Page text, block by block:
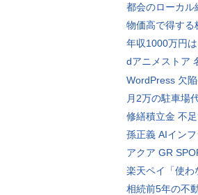
都会のローカル
物価高で得する
年収1000万円
dアニメストア
WordPress 欠
月2万の駐車場
修繕積立金 不
孫正義 AIイン
アクア GR
楽天ペイ「使わ
相続前5年の不